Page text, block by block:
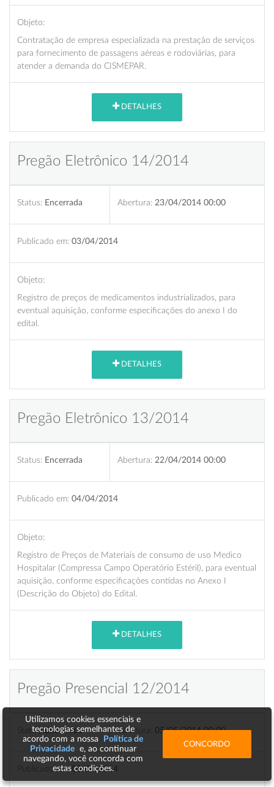
Objeto:
Contratação de empresa especializada na prestação de serviços
para fornecimento de passagens aéreas e rodoviárias, para
atender a demanda do CISMEPAR.
DETALHES
Pregão Eletrônico 14/2014
Status: Encerrada Abertura: 23/04/2014 00:00
Publicado em: 03/04/2014
Objeto:
Registro de preços de medicamentos industrializados, para
eventual aquisição, conforme especificações do anexo I do
edital.
DETALHES
Pregão Eletrônico 13/2014
Status: Encerrada Abertura: 22/04/2014 00:00
Publicado em: 04/04/2014
Objeto:
Registro de Preços de Materiais de consumo de uso Medico
Hospitalar (Compressa Campo Operatório Estéril), para eventual
aquisição, conforme especificações contidas no Anexo I
(Descrição do Objeto) do Edital.
DETALHES
Pregão Presencial 12/2014
Status: Encerrada Abertura: 05/05/2014 00:00
Publicado em: 03/04/2014
Utilizamos cookies essenciais e
tecnologias semelhantes de
acordo com a nossa
Política de
Privacidadee, ao continuar
navegando, você concorda com
estas condições.
CONCORDO